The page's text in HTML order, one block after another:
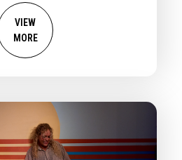
VIEW
MORE